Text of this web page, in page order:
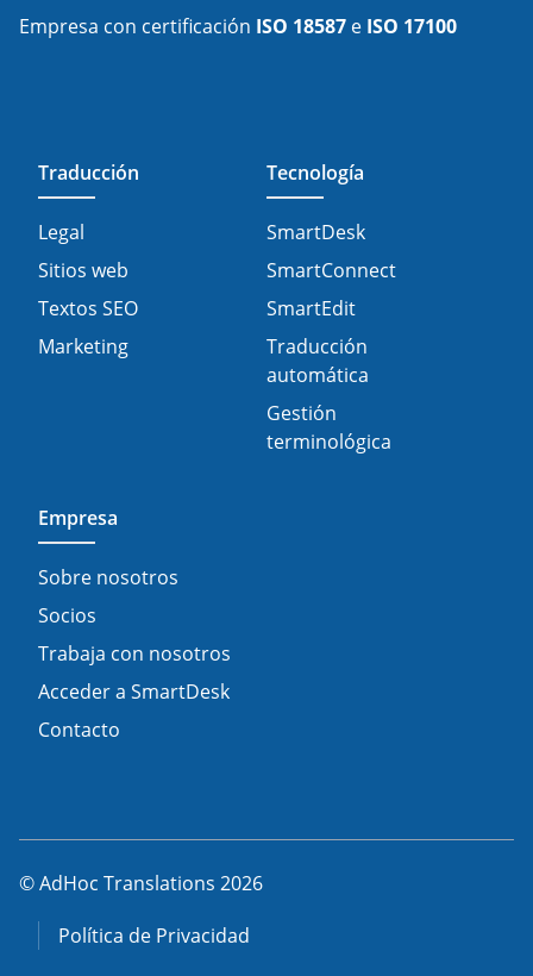
Empresa con certificación ISO 18587 e ISO 17100
Traducción
Legal
Sitios web
Textos SEO
Marketing
Tecnología
SmartDesk
SmartConnect
SmartEdit
Traducción
automática
Gestión
terminológica
Empresa
Sobre nosotros
Socios
Trabaja con nosotros
Acceder a SmartDesk
Contacto
© AdHoc Translations 2026
Política de Privacidad